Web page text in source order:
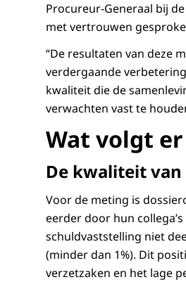
Procureur-Generaal bij
met vertrouwen
“De resultaten van deze
verdergaande
kwaliteit die de
verwachten vast te
Wat volgt
De kwaliteit
Voor de meting is
eerder door hun
schuldvaststelling niet
(minder dan 1%). Dit
verzetzaken en het lage